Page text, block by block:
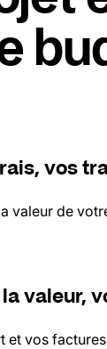
vos
valeur de
valeur,
vos